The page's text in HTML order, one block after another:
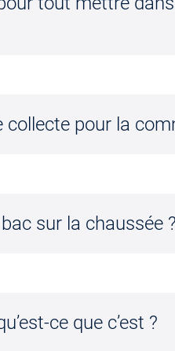
collecte pour la
sur la chaussée ?
ce que c’est ?